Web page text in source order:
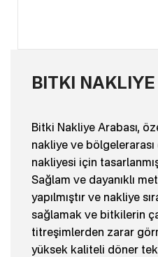
BITKI
Bitki Nakliye Arabası,
nakliye ve
nakliyesi için
Sağlam ve dayanıklı
yapılmıştır ve nakliye
sağlamak ve bitkilerin
titreşimlerden zarar
yüksek kaliteli döner